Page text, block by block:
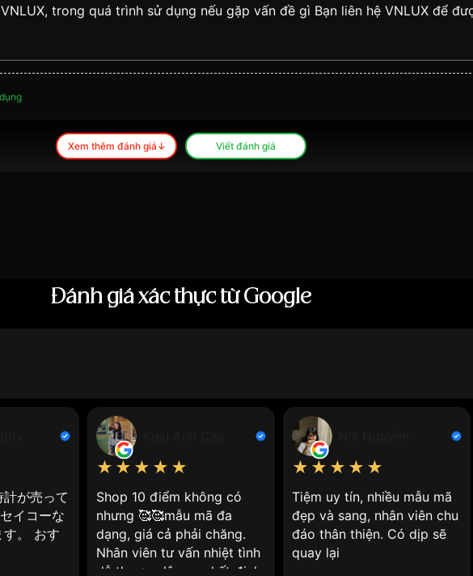
chịu, đặc biệt là trong thời tiết nóng bức.
được dệt từ chất liệu cao cấp, có độ bền cao, chịu được mài mòn và va
các hoạt động thể thao dưới nước hoặc đi mưa.
dụng để thay thế,
có thể dễ dàng thay đổi với nhiều
trung, năng động, cá tính, phù hợp với nhiều phong cách thời trang khác
lựa chọn, từ họa tiết đơn giản đến cầu kỳ, đáp ứng mọi nhu cầu và sở
Xem thêm đánh giá↓ Viết đánh giá
trong quá trình sử dụng nếu gặp vấn đề gì Bạn liên hệ VNLUX để
trong quá trình sử dụng nếu gặp vấn đề gì Bạn liên hệ VNLUX để
Đánh giá xác thực từ Google
が売って
イコーな
す。 おす
★★★★★
Shop 10 điểm không có
nhưng 🥰🥰mẫu mã đa
dạng, giá cả phải chăng.
Nhân viên tư vấn nhiệt tình
dễ thương lắm ạ, nhất định
★★★★★
Tiệm uy tín, nhiều mẫu mã
đẹp và sang, nhân viên chu
đáo thân thiện. Có dịp sẽ
quay lại